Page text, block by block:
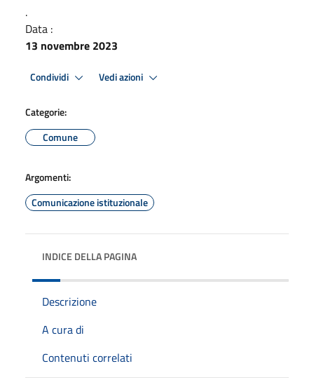
.
Data :
13 novembre 2023
Condividi Vedi azioni
Categorie:
Comune
Argomenti:
Comunicazione istituzionale
INDICE DELLA PAGINA
Descrizione
A cura di
Contenuti correlati